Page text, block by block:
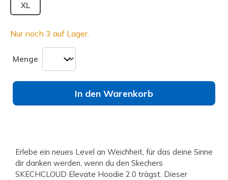
XL
Nur noch 3 auf Lager.
Menge
In den Warenkorb
Erlebe ein neues Level an Weichheit, für das deine Sinne
dir danken werden, wenn du den Skechers
SKECHCLOUD Elevate Hoodie 2.0 trägst. Dieser